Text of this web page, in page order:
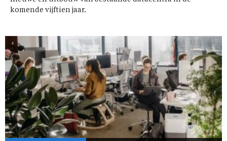
komende vijftien jaar.